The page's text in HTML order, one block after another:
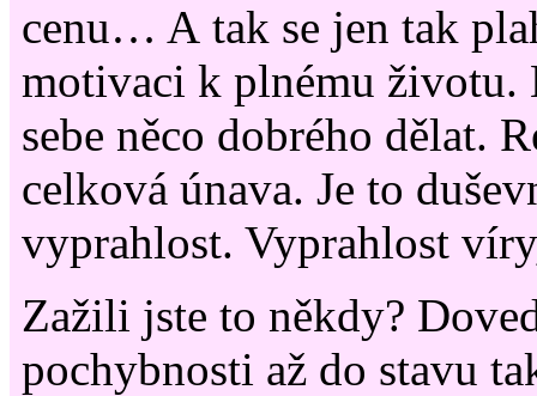
cenu… A tak se jen tak
motivaci k plnému životu.
sebe něco dobrého dělat.
celková únava. Je to
vyprahlost. Vyprahlost
Zažili jste to někdy?
pochybnosti až do stavu